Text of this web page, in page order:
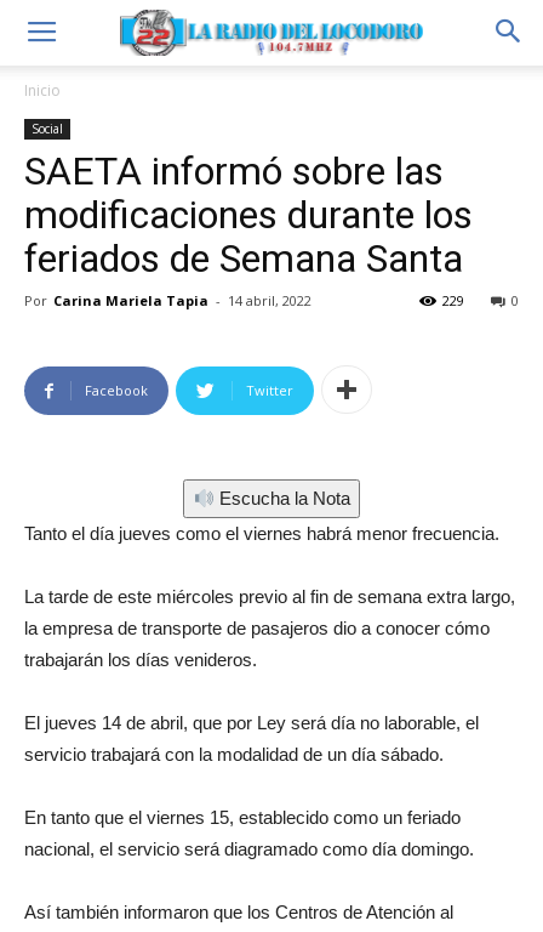
Inicio
Social
SAETA informó sobre las
modificaciones durante los
feriados de Semana Santa
Por Carina Mariela Tapia - 14 abril, 2022 0
229
Facebook Twitter
Escucha la Nota
Tanto el día jueves como el viernes habrá menor frecuencia.
La tarde de este miércoles previo al fin de semana extra largo,
la empresa de transporte de pasajeros dio a conocer cómo
trabajarán los días venideros.
El jueves 14 de abril, que por Ley será día no laborable, el
servicio trabajará con la modalidad de un día sábado.
En tanto que el viernes 15, establecido como un feriado
nacional, el servicio será diagramado como día domingo.
Así también informaron que los Centros de Atención al